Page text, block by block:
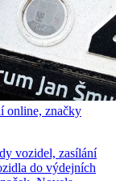
online, značky
vozidel, zasílání
do výdejních